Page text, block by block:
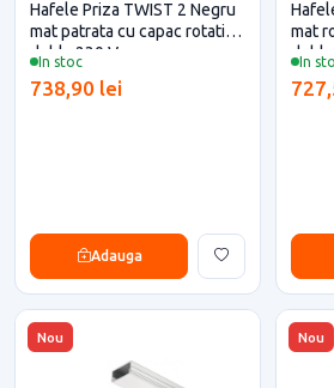
In stoc
Hafele Priza TWIST 2 Negru
mat patrata cu capac rotativ
dubla 230 V
738,90 lei
Adauga
In
mat
Nou Nou